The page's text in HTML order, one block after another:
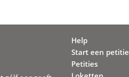
Help
Start een petitie
Petities